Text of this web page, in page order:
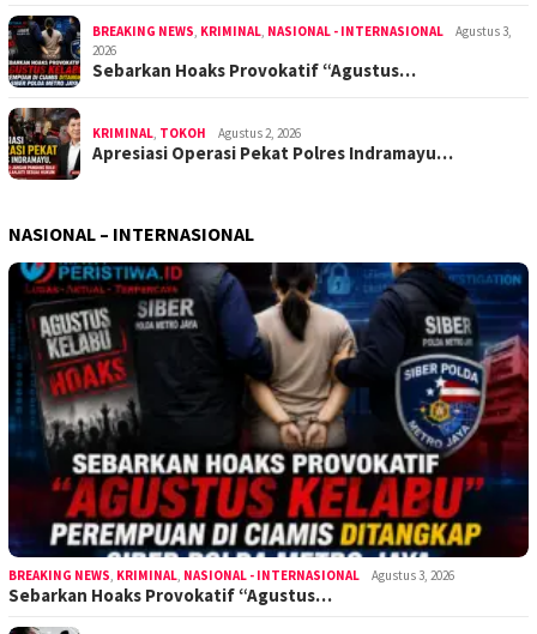
BREAKING NEWS, KRIMINAL, NASIONAL - INTERNASIONAL
Agustus 3,
2026
Sebarkan Hoaks Provokatif “Agustus…
KRIMINAL, TOKOH Agustus 2, 2026
Apresiasi Operasi Pekat Polres Indramayu…
NASIONAL – INTERNASIONAL
BREAKING NEWS, KRIMINAL, NASIONAL - INTERNASIONAL Agustus 3, 2026
Sebarkan Hoaks Provokatif “Agustus…